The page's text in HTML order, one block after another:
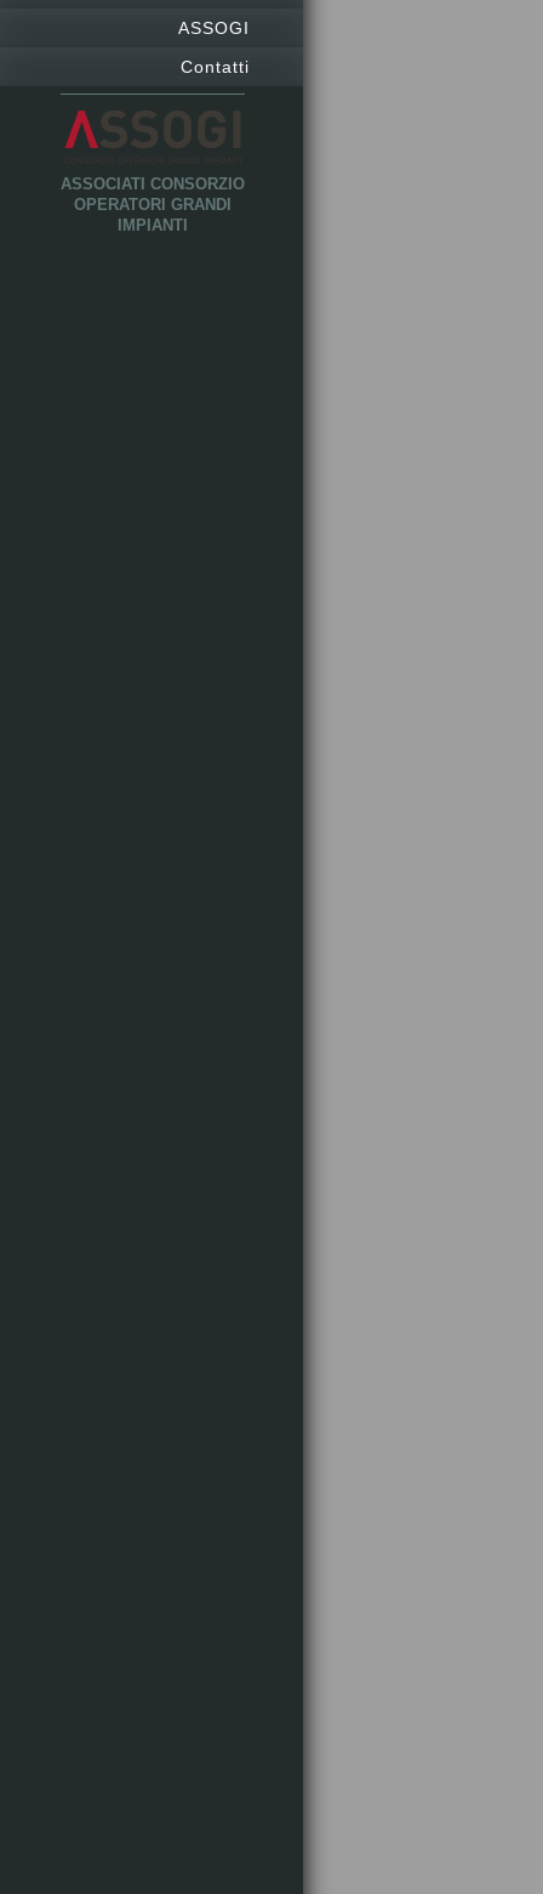
ASSOGI
Contatti
ASSOCIATI CONSORZIO
OPERATORI GRANDI
IMPIANTI